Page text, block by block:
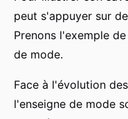
peut s'appuyer sur
Prenons l'exemple
de mode.
Face à l'évolution
l'enseigne de mode